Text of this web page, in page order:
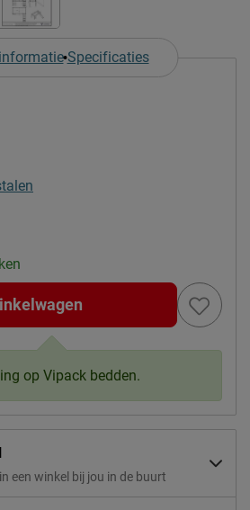
Specificaties
op Vipack bedden.
een winkel bij jou in de buurt